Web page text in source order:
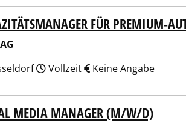
FÜR PREMIUM-
Vollzeit Keine Angabe
und Montage GmbH
MEDIA MANAGER (M/W/D)